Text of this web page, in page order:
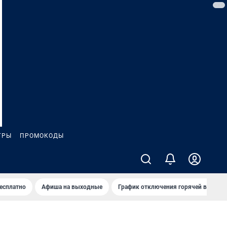
ПРОМОКОДЫ
Афиша на выходные График отключения горячей воды в